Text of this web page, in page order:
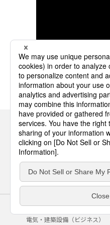
サイトのご利用にあたって
電気・建築設備（ビジネス）